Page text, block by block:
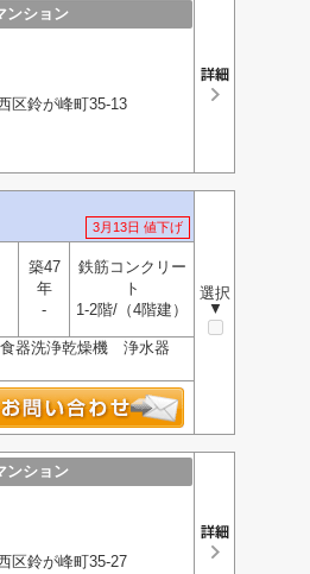
ンション
区鈴が峰町35-13
3月13日 値下げ
選択
▼
築47
年
-
鉄筋コンクリー
ト
1-2階/（4階建）
器洗浄乾燥機 浄水器
ンション
区鈴が峰町35-27